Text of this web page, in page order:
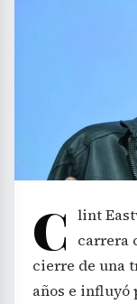
C lint
carrera
cierre de una
años e influyó